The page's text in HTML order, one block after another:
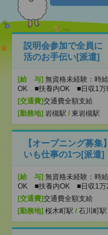
説明会参加で全員に
活のお手伝い[派遣]
[給 与] 無資格未経験：時
OK ■扶養内OK ■日収1万
[交通費]交通費全額支給
[勤務地] 岩槻駅 / 東岩槻駅
【オープニング募
いも仕事の1つ[派遣]
[給 与] 無資格未経験：時
OK ■扶養内OK ■日収1万
[交通費]交通費全額支給
[勤務地] 桜木町駅 / 石川町駅